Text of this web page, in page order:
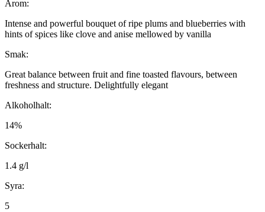
Arom:
Intense and powerful bouquet of ripe plums and blueberries with
hints of spices like clove and anise mellowed by vanilla
Smak:
Great balance between fruit and fine toasted flavours, between
freshness and structure. Delightfully elegant
Alkoholhalt:
14%
Sockerhalt:
1.4 g/l
Syra:
5